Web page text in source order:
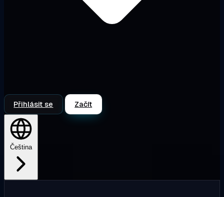
Přihlásit se Začít
Čeština